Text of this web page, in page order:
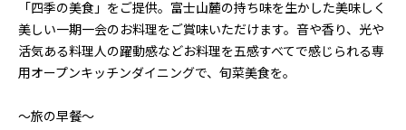
「四季の美食」をご提供。富士山麓の持ち味を生かした美味しく
美しい一期一会のお料理をご賞味いただけます。音や香り、光や
活気ある料理人の躍動感などお料理を五感すべてで感じられる専
用オープンキッチンダイニングで、旬菜美食を。
〜旅の早餐〜